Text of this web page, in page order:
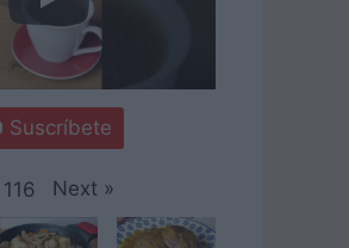
Suscríbete
116 Next »